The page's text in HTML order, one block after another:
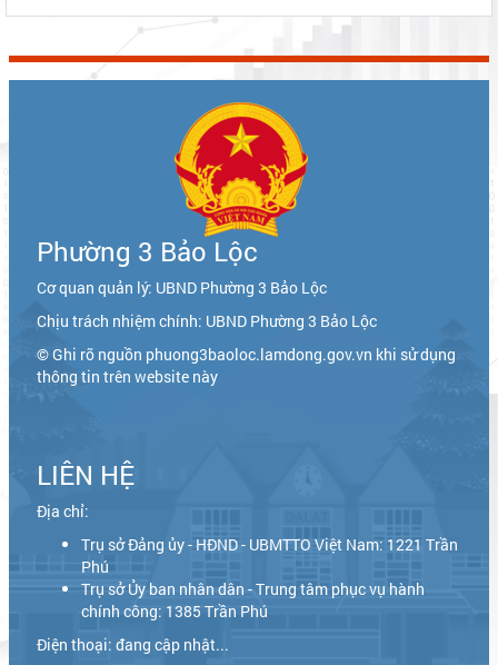
Phường 3 Bảo Lộc
Cơ quan quản lý: UBND Phường 3 Bảo Lộc
Chịu trách nhiệm chính: UBND Phường 3 Bảo Lộc
© Ghi rõ nguồn phuong3baoloc.lamdong.gov.vn khi sử dụng
thông tin trên website này
LIÊN HỆ
Địa chỉ:
Trụ sở Đảng ủy - HĐND - UBMTTO Việt Nam: 1221 Trần
Phú
Trụ sở Ủy ban nhân dân - Trung tâm phục vụ hành
chính công: 1385 Trần Phú
Điện thoại: đang cập nhật...